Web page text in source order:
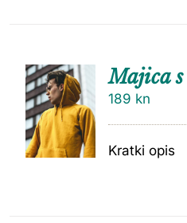
U
KOŠARI
Majica
189 kn
Kratki opis